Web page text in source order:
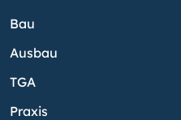
Bau
Ausbau
TGA
Praxis